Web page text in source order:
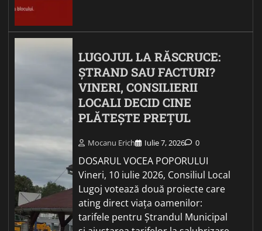
LUGOJUL LA RĂSCRUCE:
ȘTRAND SAU FACTURI?
VINERI, CONSILIERII
LOCALI DECID CINE
PLĂTEȘTE PREȚUL
Mocanu Erich Iulie 7, 2026 0
DOSARUL VOCEA POPORULUI
Vineri, 10 iulie 2026, Consiliul Local
Lugoj votează două proiecte care
ating direct viața oamenilor:
tarifele pentru Ștrandul Municipal